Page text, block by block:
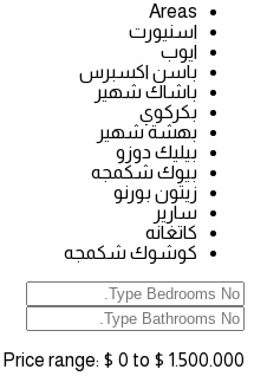
Areas
اسنيورت
ايوب
باسن اكسبرس
باشاك شهير
بكركوي
بهشة شهير
بيليك دوزو
بيوك شكمجه
زيتون بورنو
سارير
كاتغانه
كوشوك شكمجه
Price range: $ 0 to $ 1.500.000